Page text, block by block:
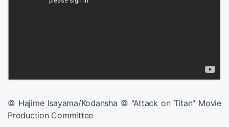
© Hajime Isayama/Kodansha © "Attack on Titan" Movie
Production Committee